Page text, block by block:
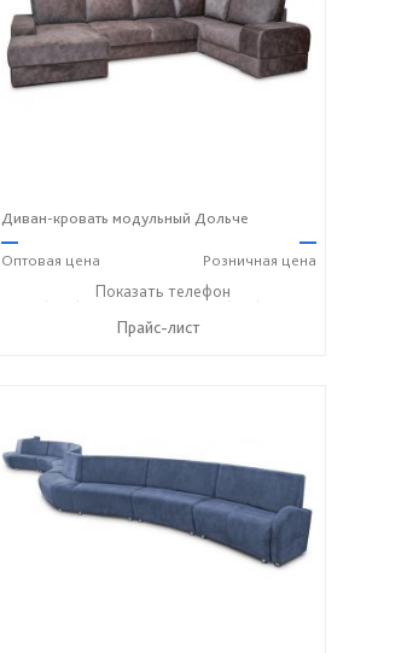
Диван-кровать модульный Дольче
—
Оптовая цена
—
Розничная цена
+7 (989) 269-73-94 ☎+7 (918) 316-91-77
Показать телефон
Прайс-лист